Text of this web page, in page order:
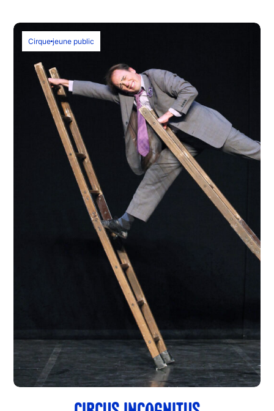
Cirque jeune public